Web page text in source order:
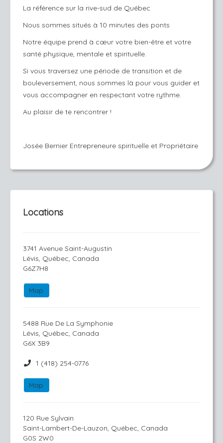
La référence sur la rive-sud de Québec
Nous sommes situés à 10 minutes des ponts
Notre équipe prend à cœur votre bien-être et votre
santé physique, mentale et spirituelle.
Si vous traversez une période de transition et de
bouleversement, nous sommes là pour vous guider et
vous accompagner en respectant votre rythme.
Au plaisir de te rencontrer !
Josée Bernier Entrepreneure spirituelle et Propriétaire
Locations
3741 Avenue Saint-Augustin
Lévis, Québec, Canada
G6Z7H8
Map
5488 Rue De La Symphonie
Lévis, Québec, Canada
G6X 3B9
1 (418) 254-0776
Map
120 Rue Sylvain
Saint-Lambert-De-Lauzon, Québec, Canada
G0S 2W0